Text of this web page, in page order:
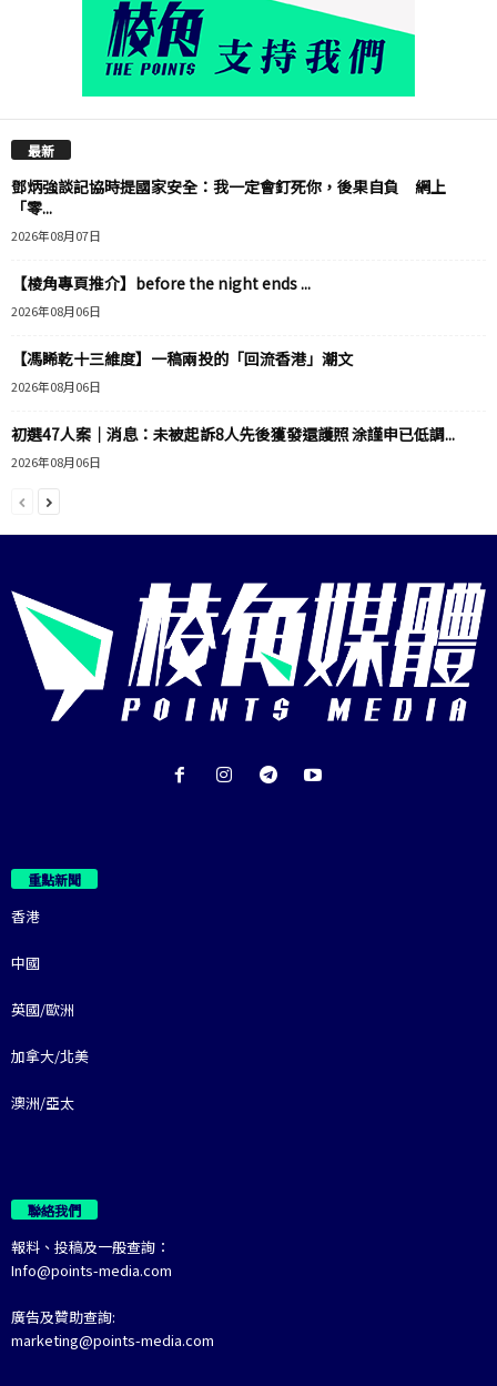
最新
鄧炳強談記協時提國家安全：我一定會釘死你，後果自負 網上
「零...
2026年08月07日
【棱角專頁推介】before the night ends ...
2026年08月06日
【馮睎乾十三維度】一稿兩投的「回流香港」潮文
2026年08月06日
初選47人案｜消息：未被起訴8人先後獲發還護照 涂謹申已低調...
2026年08月06日
重點新聞
香港
中國
英國/歐洲
加拿大/北美
澳洲/亞太
聯絡我們
報料、投稿及一般查詢：
Info@points-media.com
廣告及贊助查詢:
marketing@points-media.com